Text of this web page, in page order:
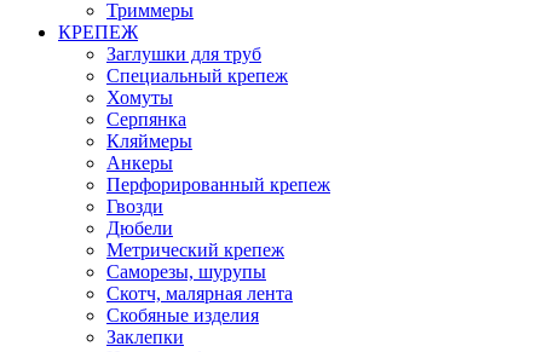
Триммеры
КРЕПЕЖ
Заглушки для труб
Специальный крепеж
Хомуты
Серпянка
Кляймеры
Анкеры
Перфорированный крепеж
Гвозди
Дюбели
Метрический крепеж
Саморезы, шурупы
Скотч, малярная лента
Скобяные изделия
Заклепки